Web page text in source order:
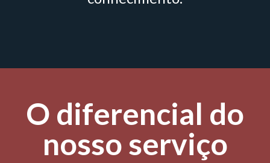
O diferencial do
nosso serviço